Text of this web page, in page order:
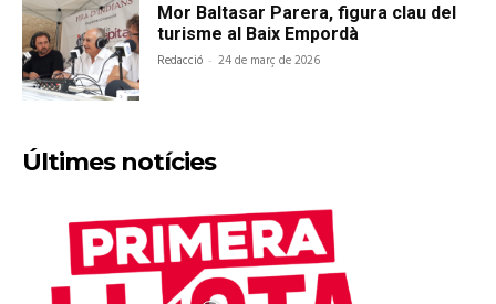
Mor Baltasar Parera, figura clau del
turisme al Baix Empordà
Redacció - 24 de març de 2026
Últimes notícies